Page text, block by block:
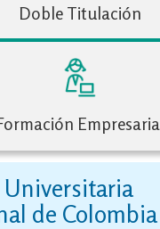
Doble Titulación
de